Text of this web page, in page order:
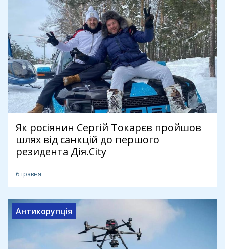
Як росіянин Сергій Токарєв пройшов
шлях від санкцій до першого
резидента Дія.City
6 травня
Антикорупція